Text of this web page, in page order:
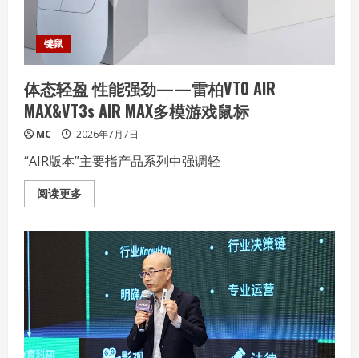
睿
285K
理
实
战
体
验
键鼠
体态轻盈 性能强劲——雷柏VT0 AIR
MAX&VT3s AIR MAX多模游戏鼠标
MC 2026年7月7日
“AIR版本”主要指产品系列中强调轻
阅读更多Read
more
态
轻
盈
性
能
强
劲
——
雷
柏
VT0